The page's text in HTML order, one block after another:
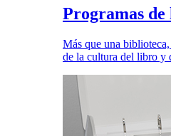
Programas
Más que una
de la cultura del libro